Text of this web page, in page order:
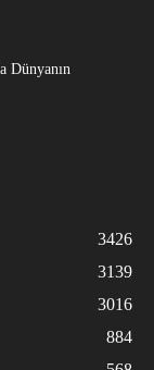
Dünyanın
3426
3139
3016
884